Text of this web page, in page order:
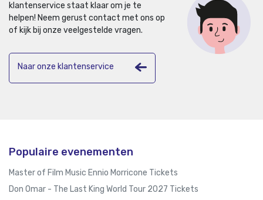
klantenservice staat klaar om je te
helpen! Neem gerust contact met ons op
of kijk bij onze veelgestelde vragen.
Naar onze klantenservice
Populaire evenementen
Master of Film Music Ennio Morricone Tickets
Don Omar - The Last King World Tour 2027 Tickets